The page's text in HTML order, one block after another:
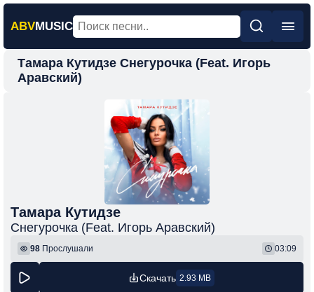
ABVMUSIC
Главная
Фонк
Тамара Кутидзе Снегурочка (Feat. Игорь
Аравский)
Тамара Кутидзе
Снегурочка (Feat. Игорь Аравский)
98 Прослушали 03:09
Скачать 2.93 MB